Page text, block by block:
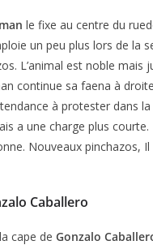
le fixe au centre du
un peu plus lors de la
L’animal est noble
continue sa faena à
à protester dans
a une charge plus
Nouveaux pinchazos,
Caballero
cape de Gonzalo